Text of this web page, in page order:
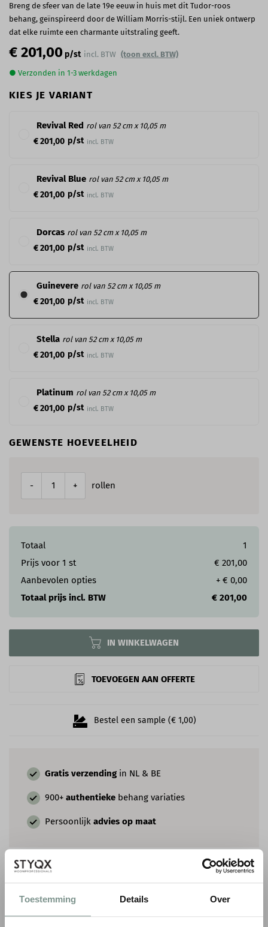
Toestemming Details Over
Gratis verzending in NL & BE
900+ authentieke behang variaties
Persoonlijk advies op maat
COMBINEER MET VERF & SIERLIJSTEN
€ 201,00p/st incl. BTW (toon excl. BTW)
● Verzonden in 1-3 werkdagen
KIES JE VARIANT
Revival Red rol van 52 cm x 10,05 m
€ 201,00 p/st incl. BTW
Revival Blue rol van 52 cm x 10,05 m
€ 201,00 p/st incl. BTW
Dorcas rol van 52 cm x 10,05 m
€ 201,00 p/st incl. BTW
Guinevere rol van 52 cm x 10,05 m
€ 201,00 p/st incl. BTW
Stella rol van 52 cm x 10,05 m
€ 201,00 p/st incl. BTW
Platinum rol van 52 cm x 10,05 m
€ 201,00 p/st incl. BTW
GEWENSTE HOEVEELHEID
- + rollen
Totaal
1
Prijs voor 1 st
€ 201,00
Aanbevolen opties
+ € 0,00
Totaal prijs incl. BTW
€ 201,00
Bestel een sample (€ 1,00)
IN WINKELWAGEN
TOEVOEGEN AAN OFFERTE
Breng de sfeer van de late 19e eeuw in huis met dit Tudor-roos
behang, geïnspireerd door de William Morris-stijl. Een uniek ontwerp
dat elke ruimte een charmante uitstraling geeft.